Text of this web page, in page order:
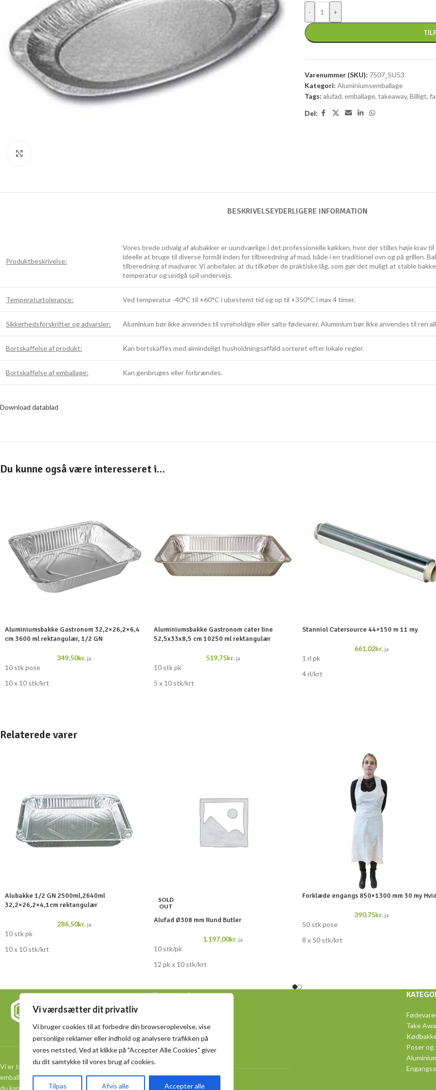
Vi værdsætter dit privatliv
Vi bruger cookies til at forbedre din browseroplevelse, vise
personlige reklamer eller indhold og analysere trafikken på
vores netsted. Ved at klikke på "Accepter Alle Cookies" giver
du dit samtykke til vores brug af cookies.
Tilpas Afvis alle Accepter alle
Varenummer (SKU): 7507_SU53
Kategori: Aluminiumsemballage
Tags: alufad, emballage, takeaway, Billigt,
Del:
BESKRIVELSEYDERLIGERE INFORMATION
Produktbeskrivelse:
Vores brede udvalg af alubakker er uundværlige i det professionelle køkken, hvor der stilles høje krav
ideelle at bruge til diverse formål inden for tilberedning af mad, både i en traditionel ovn og på grillen.
tilberedning af madvarer. Vi anbefaler, at du tilkøber de praktiske låg, som gør det muligt at stable
temperatur og undgå spil undervejs.
Temperaturtolerance: Ved temperatur -40°C til +60°C i ubestemt tid og op til +350°C i max 4 timer.
Sikkerhedsforskrifter og advarsler: Aluminium bør ikke anvendes til syreholdige eller salte fødevarer. Aluminium bør ikke anvendes til ren
Bortskaffelse af produkt: Kan bortskaffes med almindeligt husholdningsaffald sorteret efter lokale regler.
Bortskaffelse af emballage: Kan genbruges eller forbrændes.
Download datablad
Du kunne også være interesseret i…
Aluminiumsbakke Gastronom 32,2×26,2×6,4
cm 3600 ml rektangulær, 1/2 GN
349,50kr. ja
10 stk pose
10 x 10 stk/krt
Aluminiumsbakke Gastronom cater line
52,5x33x8,5 cm 10250 ml rektangulær
519,75kr. ja
10 stk pk
5 x 10 stk/krt
Stanniol Catersource 44×150 m 11 my
661,02kr. ja
1 rl pk
4 rl/krt
Relaterede varer
Alubakke 1/2 GN 2500ml,2640ml
32,2×26,2×4,1cm rektangulær
286,50kr. ja
10 stk pk
10 x 10 stk/krt
SOLD
OUT
Alufad Ø308 mm Rund Butler
1.197,00kr. ja
10 stk/pk
12 pk x 10 stk/krt
Forklæde engangs 850×1300 mm 30 my
390,75kr. ja
50 stk pose
8 x 50 stk/krt
Vi er totalleverandør af bæredygtig
emballage. Vi udvælger kvalitetsmærker, så
du kan samle mange af dine indkøb ét sted.
Kontoret adressen
+ 45 40 16 82 83
info@spicybox.dk
Lager adressen
Take
Poser